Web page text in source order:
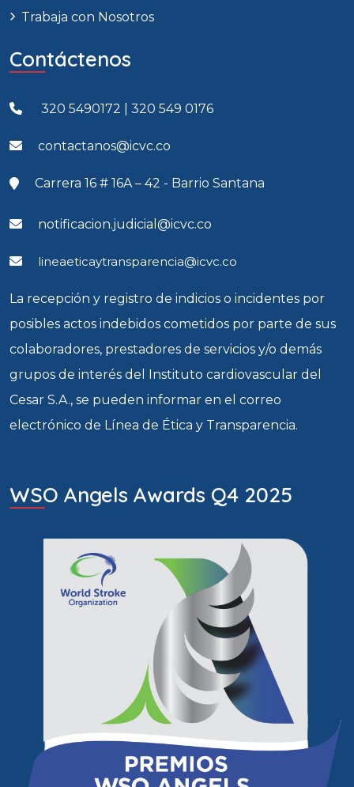
Trabaja con Nosotros
Contáctenos
320 5490172 | 320 549 0176
contactanos@icvc.co
Carrera 16 # 16A – 42 - Barrio Santana
notificacion.judicial@icvc.co
lineaeticaytransparencia@icvc.co
La recepción y registro de indicios o incidentes por
posibles actos indebidos cometidos por parte de sus
colaboradores, prestadores de servicios y/o demás
grupos de interés del Instituto cardiovascular del
Cesar S.A., se pueden informar en el correo
electrónico de Línea de Ética y Transparencia.
WSO Angels Awards Q4 2025